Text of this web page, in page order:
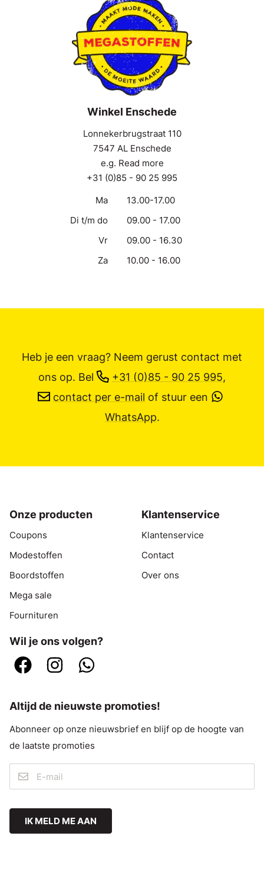
Winkel Enschede
Lonnekerbrugstraat 110
7547 AL Enschede
e.g. Read more
+31 (0)85 - 90 25 995
Ma
13.00-17.00
Di t/m do
09.00 - 17.00
Vr
09.00 - 16.30
Za
10.00 - 16.00
Heb je een vraag? Neem gerust contact met
ons op. Bel +31 (0)85 - 90 25 995,
contact per e-mail of stuur een
WhatsApp.
Onze producten
Coupons
Modestoffen
Boordstoffen
Mega sale
Fournituren
Klantenservice
Klantenservice
Contact
Over ons
Wil je ons volgen?
Altijd de nieuwste promoties!
Abonneer op onze nieuwsbrief en blijf op de hoogte van
de laatste promoties
IK MELD ME AAN